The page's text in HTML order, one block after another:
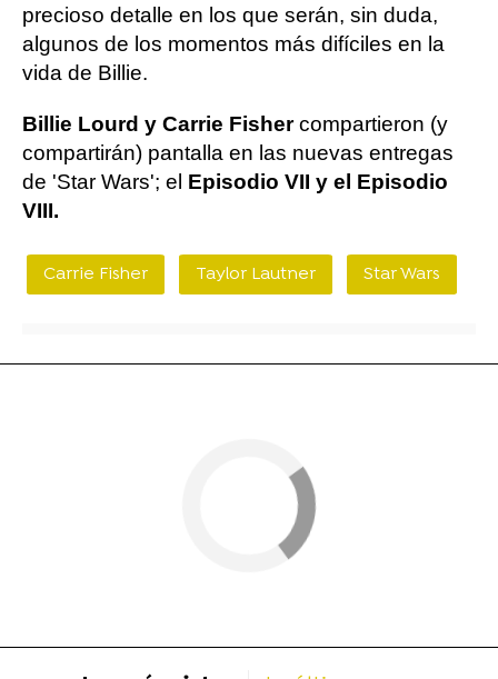
precioso detalle en los que serán, sin duda,
algunos de los momentos más difíciles en la
vida de Billie.
Billie Lourd y Carrie Fishercompartieron (y
compartirán) pantalla en las nuevas entregas
de 'Star Wars'; el Episodio VII y el Episodio
VIII.
Carrie Fisher Taylor Lautner Star Wars